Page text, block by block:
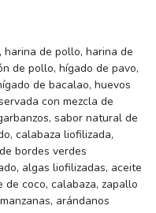
harina de pollo, harina de
de pollo, hígado de pavo,
de bacalao, huevos
con mezcla de
sabor natural de
calabaza liofilizada,
bordes verdes
algas liofilizadas, aceite
coco, calabaza, zapallo
arándanos